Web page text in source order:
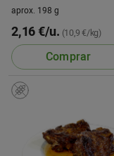
aprox. 198 g
2,16 €/u. (10,9 €/kg)
Comprar